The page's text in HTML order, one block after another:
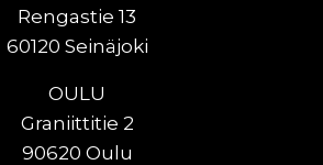
Rengastie 13
60120 Seinäjoki
OULU
Graniittitie 2
90620 Oulu